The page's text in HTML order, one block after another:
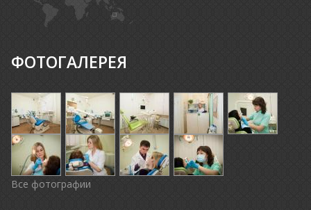
ФОТОГАЛЕРЕЯ
Все фотографии